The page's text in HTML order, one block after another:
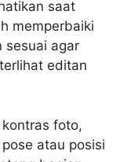
saat
memperbaiki
sesuai agar
editan
foto,
atau posisi